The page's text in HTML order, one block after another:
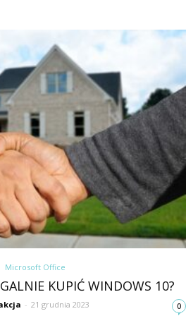
Microsoft Office
KUPIĆ WINDOWS 10?
- 21 grudnia 2023 0